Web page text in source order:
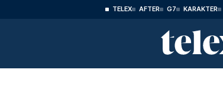
TELEX AFTER G7 KARAKTER